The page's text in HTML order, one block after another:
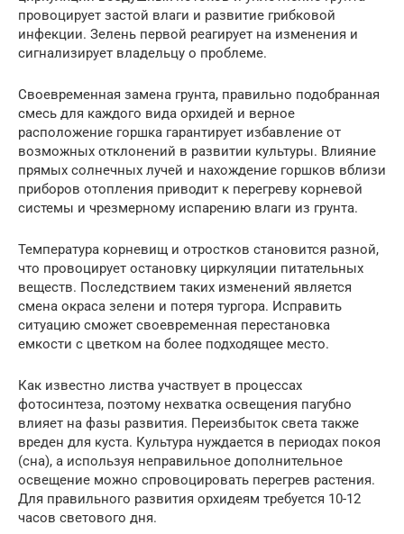
провоцирует застой влаги и развитие грибковой
инфекции. Зелень первой реагирует на изменения и
сигнализирует владельцу о проблеме.
Своевременная замена грунта, правильно подобранная
смесь для каждого вида орхидей и верное
расположение горшка гарантирует избавление от
возможных отклонений в развитии культуры. Влияние
прямых солнечных лучей и нахождение горшков вблизи
приборов отопления приводит к перегреву корневой
системы и чрезмерному испарению влаги из грунта.
Температура корневищ и отростков становится разной,
что провоцирует остановку циркуляции питательных
веществ. Последствием таких изменений является
смена окраса зелени и потеря тургора. Исправить
ситуацию сможет своевременная перестановка
емкости с цветком на более подходящее место.
Как известно листва участвует в процессах
фотосинтеза, поэтому нехватка освещения пагубно
влияет на фазы развития. Переизбыток света также
вреден для куста. Культура нуждается в периодах покоя
(сна), а используя неправильное дополнительное
освещение можно спровоцировать перегрев растения.
Для правильного развития орхидеям требуется 10-12
часов светового дня.